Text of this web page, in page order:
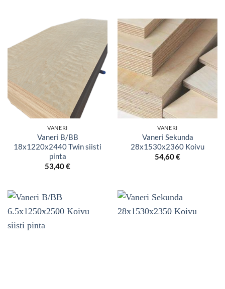
VANERI
Vaneri B/BB
18x1220x2440 Twin siisti
pinta
53,40€
VANERI
Vaneri Sekunda
28x1530x2360 Koivu
54,60€